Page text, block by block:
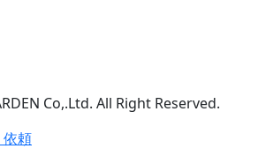
Co,.Ltd. All Right Reserved.
依頼